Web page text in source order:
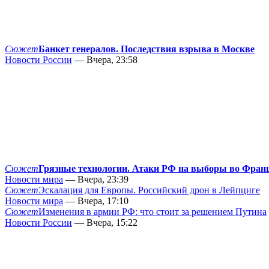
СюжетБанкет генералов. Последствия взрыва в Москве
Новости России — Вчера, 23:58
СюжетГрязные технологии. Атаки РФ на выборы во
Новости мира — Вчера, 23:39
СюжетЭскалация для Европы. Российский дрон в Лейпциге
Новости мира — Вчера, 17:10
СюжетИзменения в армии РФ: что стоит за решением Путина
Новости России — Вчера, 15:22